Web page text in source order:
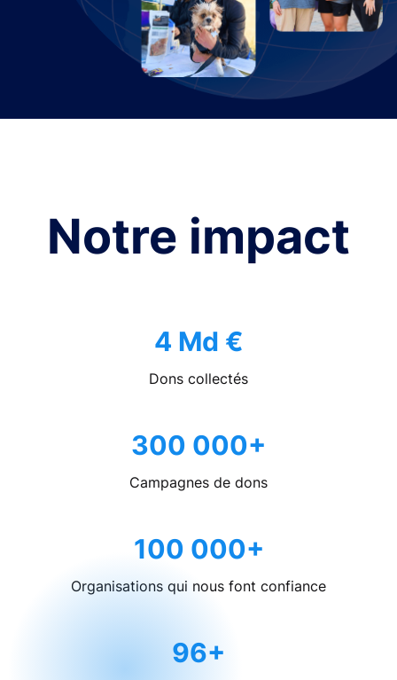
Notre impact
4 Md €
Dons collectés
300 000+
Campagnes de dons
100 000+
Organisations qui nous font confiance
96+